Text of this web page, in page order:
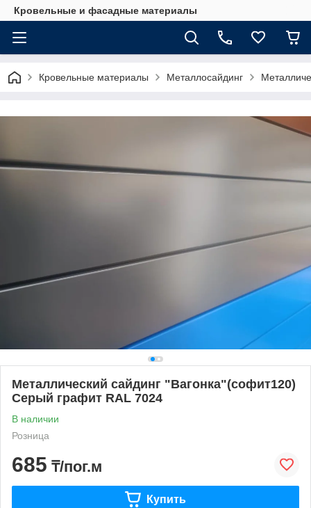
Кровельные и фасадные материалы
Кровельные материалы Металлосайдинг
Металлический сайдинг "Вагонка"(софит120)
Серый графит RAL 7024
В наличии
Розница
685 ₸/пог.м
Купить